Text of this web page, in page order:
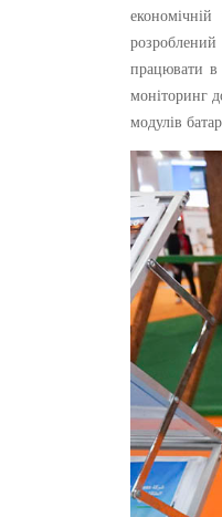
працювати
моніторинг
модулів